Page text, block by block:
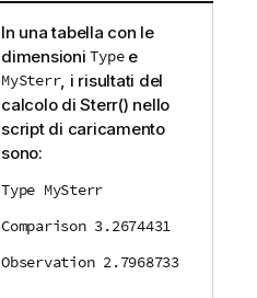
In una tabella con le
dimensioniTypee
MySterr, i risultati del
calcolo diSterr() nello
script di caricamento
sono:
Type MySterr
Comparison 3.2674431
Observation 2.7968733